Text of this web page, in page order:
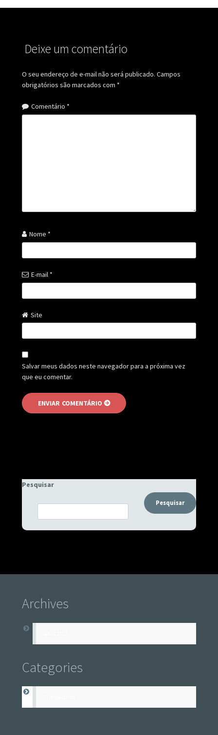
Deixe um comentário
O seu endereço de e-mail não será publicado. Campos
obrigatórios são marcados com *
Comentário *
Nome *
E-mail *
Site
Salvar meus dados neste navegador para a próxima vez
que eu comentar.
Pesquisar
Pesquisar
Archives
Categories